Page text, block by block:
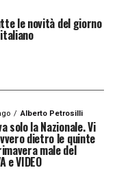
le novità del giorno
Alberto Petrosilli
solo la Nazionale. Vi
dietro le quinte
male del
e VIDEO